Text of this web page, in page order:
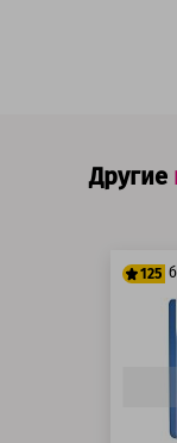
Другие
125